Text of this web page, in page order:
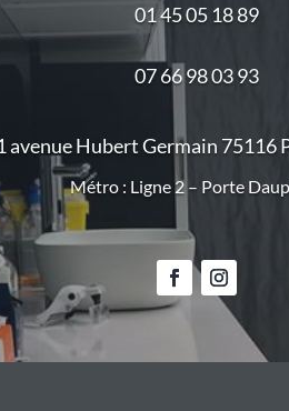
01 45 05 18 89
07 66 98 03 93
avenue Hubert Germain 75116
Métro : Ligne 2 – Porte